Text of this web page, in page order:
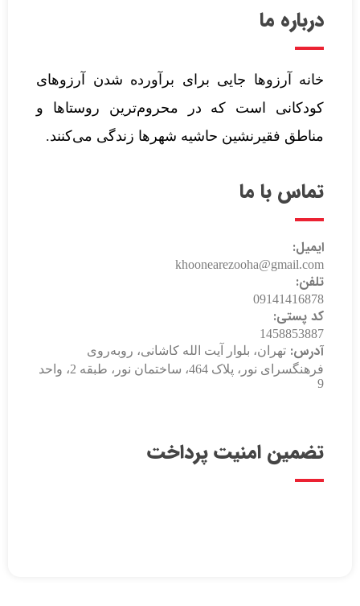
درباره ما
خانه آرزوها جایی برای برآورده شدن آرزوهای
کودکانی است که در محروم‌ترین روستاها و
مناطق فقیرنشین حاشیه شهرها زندگی می‌کنند.‌
تماس با ما
ایمیل:
khoonearezooha@gmail.com
تلفن:
09141416878
کد پستی:
1458853887
آدرس: تهران، بلوار آیت الله کاشانی، روبه‌روی
فرهنگسرای نور، پلاک 464، ساختمان نور، طبقه 2، واحد
9
تضمین امنیت پرداخت